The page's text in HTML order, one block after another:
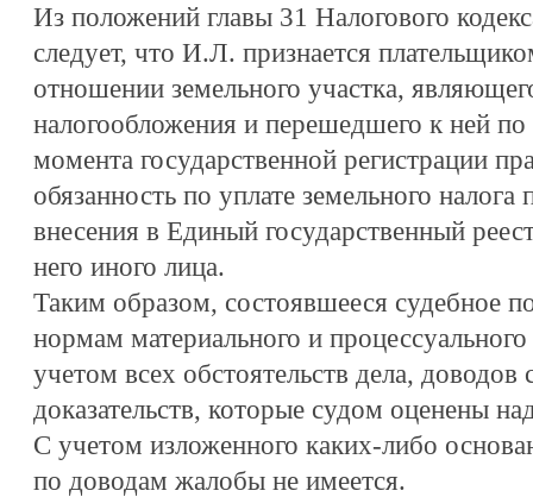
Из положений главы 31 Налогового
следует, что И.Л. признается
отношении земельного участка,
налогообложения и перешедшего к ней
момента государственной регистрации
обязанность по уплате земельного налога
внесения в Единый государственный
него иного лица.
Таким образом, состоявшееся судебное
нормам материального и
учетом всех обстоятельств дела,
доказательств, которые судом оценены
С учетом изложенного каких-либо
по доводам жалобы не имеется.